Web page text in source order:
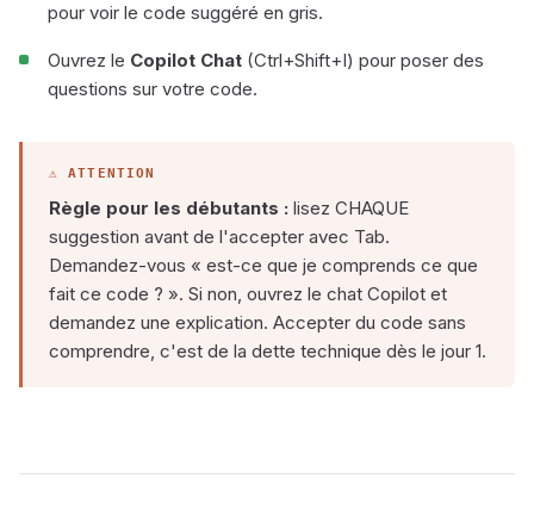
pour voir le code suggéré en gris.
Ouvrez le Copilot Chat (Ctrl+Shift+I) pour poser des
questions sur votre code.
Règle pour les débutants : lisez CHAQUE
suggestion avant de l'accepter avec Tab.
Demandez-vous « est-ce que je comprends ce que
fait ce code ? ». Si non, ouvrez le chat Copilot et
demandez une explication. Accepter du code sans
comprendre, c'est de la dette technique dès le jour 1.